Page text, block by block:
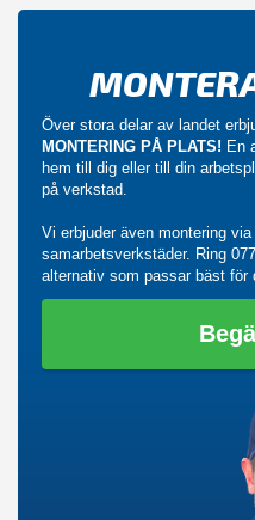
Över stora delar av landet
MONTERING PÅ PLATS! En
hem till dig eller till din
på verkstad.
Vi erbjuder även montering
samarbetsverkstäder. Ring
alternativ som passar bäst för